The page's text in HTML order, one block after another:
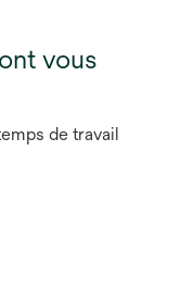
vous
de travail